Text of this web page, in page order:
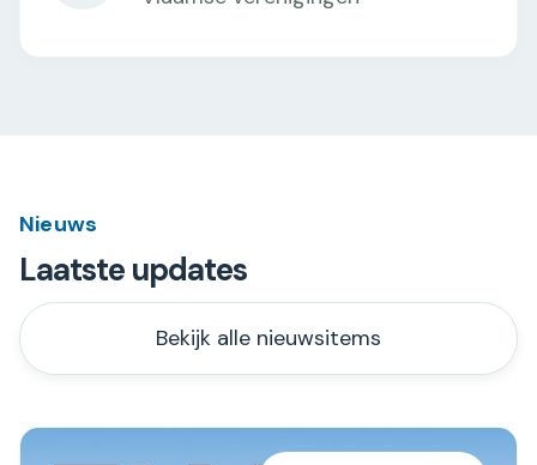
Nieuws
Laatste updates
Bekijk alle nieuwsitems